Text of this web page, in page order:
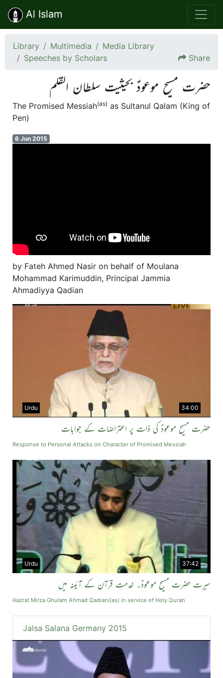
Al Islam
Library Multimedia
Media Library
Speeches by Scholars
Share
حضرت مسیح موعودؑ بحیثیت سلطان القلم
The Promised Messiah(as) as Sultanul Qalam (King of
Pen)
6 Jun 2015
by Fateh Ahmed Nasir on behalf of Moulana
Mohammad Karimuddin, Principal Jammia
Ahmadiyya Qadian
34:00
Urdu
حضرت مسیح موعودؑ کی ذات پر اعتراضات کے جوابات
Response to Personal Attacks on Character of Promised Messiah
37:42
Urdu
سیرت حضرت مسیح موعودؑ۔ خدمت قرآن کے آئینہ میں
Hazrat Mirza Ghulam Ahmad Qadiani(as) in service of Holy Quran
Jalsa Salana Germany 2015